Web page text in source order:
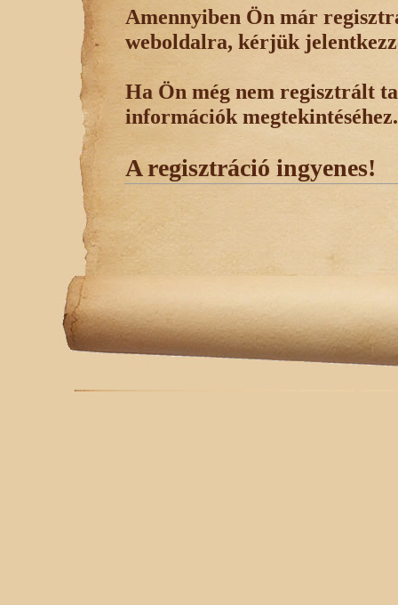
Amennyiben Ön már
weboldalra, kérjük
Ha Ön még nem regisztrált
információk megtekintéséhez.
A regisztráció ingyenes!